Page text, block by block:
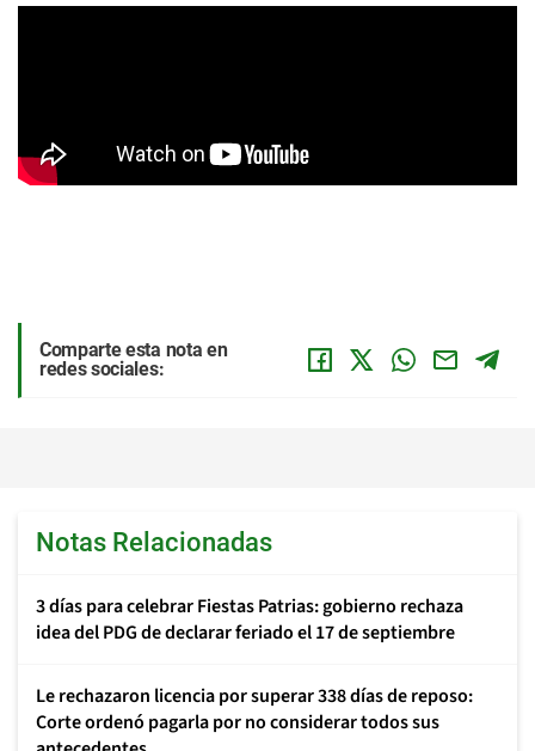
Comparte esta nota en
redes sociales:
Notas Relacionadas
3 días para celebrar Fiestas Patrias: gobierno rechaza
idea del PDG de declarar feriado el 17 de septiembre
Le rechazaron licencia por superar 338 días de reposo:
Corte ordenó pagarla por no considerar todos sus